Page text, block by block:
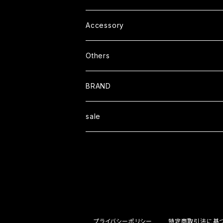
L/S TEE
Outer
Coat
Jacket
Cap
Helmet
Accessory
Others
Boots
Book
BRAND
Blackcompany
sale
プライバシーポリシー 特定商取引法に基